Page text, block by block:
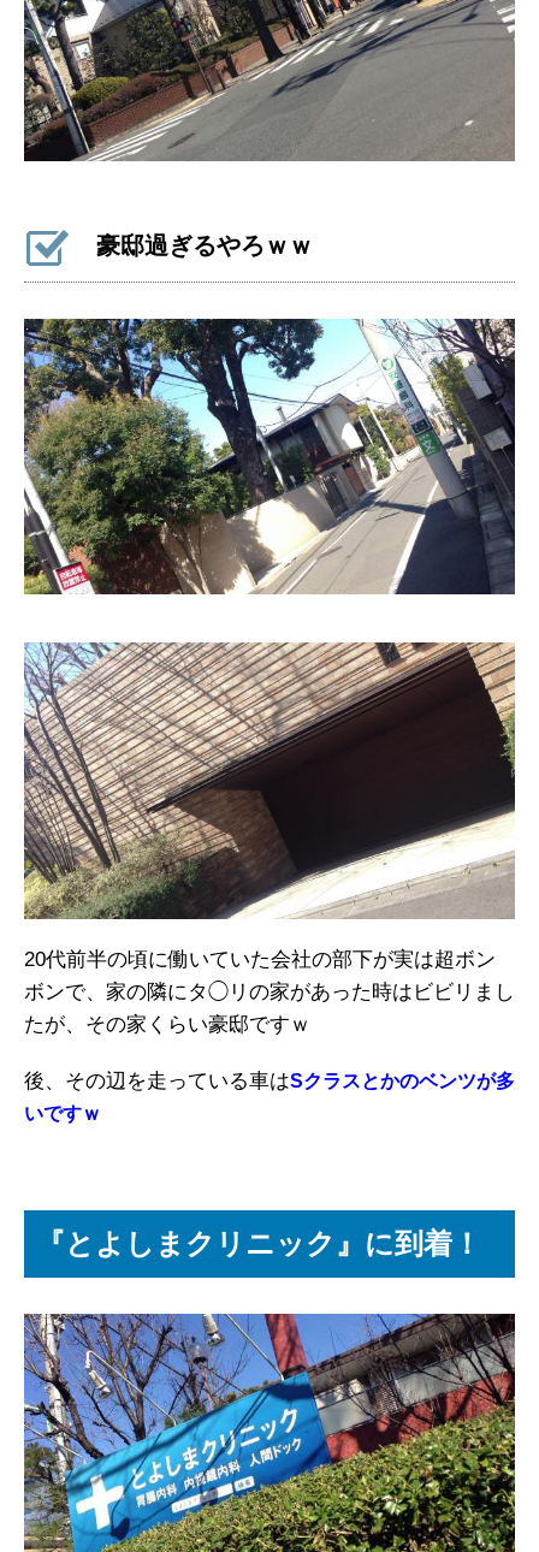
豪邸過ぎるやろｗｗ
20代前半の頃に働いていた会社の部下が実は超ボン
ボンで、家の隣にタ◯リの家があった時はビビリまし
たが、その家くらい豪邸ですｗ
後、その辺を走っている車はSクラスとかのベンツが多
いですｗ
『とよしまクリニック』に到着！